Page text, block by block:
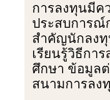
การลงทุนมีค
ประสบการณ์
สําคัญนักลง
เรียนรู้วิธีกา
ศึกษา ข้อมูล
สนามการลง